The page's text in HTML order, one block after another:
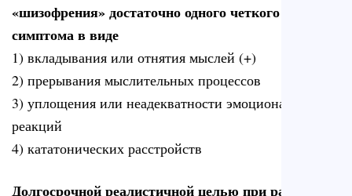
«шизофрения» достаточно одного четкого
симптома в виде
1) вкладывания или отнятия мыслей (+)
2) прерывания мыслительных процессов
3) уплощения или неадекватности эмоциональных
реакций
4) кататонических расстройств
Долгосрочной реалистичной целью при работе с